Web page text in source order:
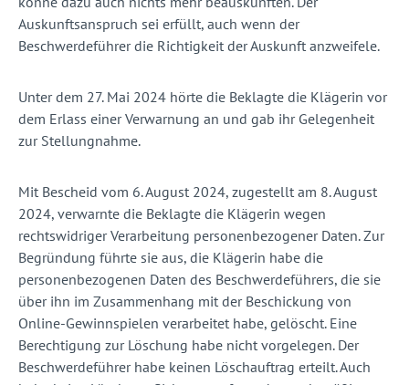
Auskunftsanspruch sei erfüllt, auch wenn der
Beschwerdeführer die Richtigkeit der Auskunft anzweifele.
Unter dem 27. Mai 2024 hörte die Beklagte die Klägerin vor
dem Erlass einer Verwarnung an und gab ihr Gelegenheit
zur Stellungnahme.
Mit Bescheid vom 6. August 2024, zugestellt am 8. August
2024, verwarnte die Beklagte die Klägerin wegen
rechtswidriger Verarbeitung personenbezogener Daten. Zur
Begründung führte sie aus, die Klägerin habe die
personenbezogenen Daten des Beschwerdeführers, die sie
über ihn im Zusammenhang mit der Beschickung von
Online-Gewinnspielen verarbeitet habe, gelöscht. Eine
Berechtigung zur Löschung habe nicht vorgelegen. Der
Beschwerdeführer habe keinen Löschauftrag erteilt. Auch